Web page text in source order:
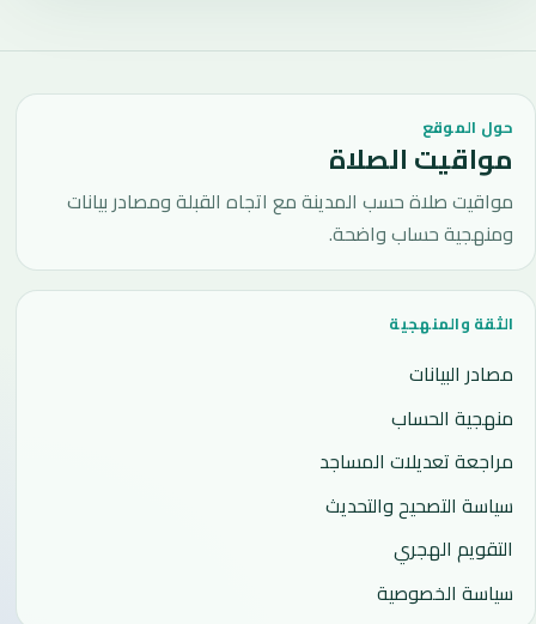
حول الموقع
مواقيت الصلاة
مواقيت صلاة حسب المدينة مع اتجاه القبلة ومصادر بيانات
ومنهجية حساب واضحة.
الثقة والمنهجية
مصادر البيانات
منهجية الحساب
مراجعة تعديلات المساجد
سياسة التصحيح والتحديث
التقويم الهجري
سياسة الخصوصية